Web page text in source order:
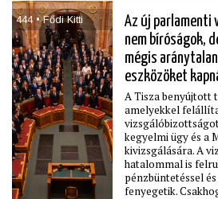
erősíthetné a
mélyíthetné
az európai
ﬁgyelmeztetett: a
sokkok stagﬂációs
Európában, a
körű
belső piacot
túlszabályozás
intézkedésekkel
444 • Fődi Kitti
Az új parlamenti
nem bíróságok,
mégis
eszközöket
A Tisza benyújtott
amelyekkel
kegyelmi ügy és a
kivizsgálására. A
hatalommal is
pénzbüntetéssel
fenyegetik.